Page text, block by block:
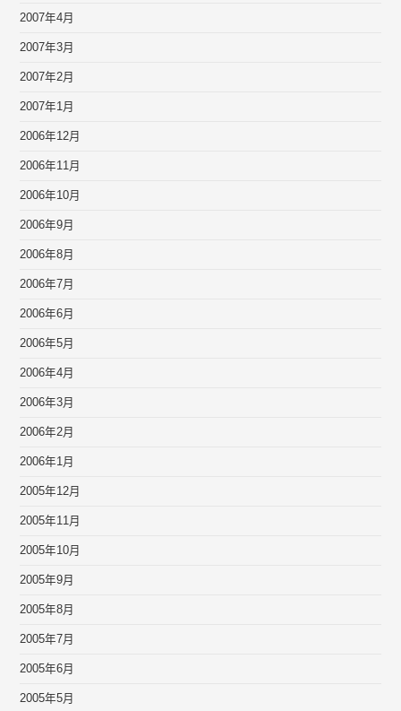
2007年4月
2007年3月
2007年2月
2007年1月
2006年12月
2006年11月
2006年10月
2006年9月
2006年8月
2006年7月
2006年6月
2006年5月
2006年4月
2006年3月
2006年2月
2006年1月
2005年12月
2005年11月
2005年10月
2005年9月
2005年8月
2005年7月
2005年6月
2005年5月